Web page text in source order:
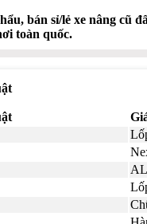
bán sỉ/lẻ xe nâng cũ
toàn quốc.